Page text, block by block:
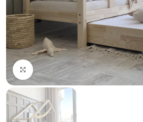
Click to enlarge